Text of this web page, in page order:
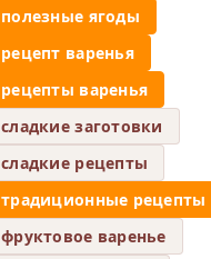
полезные ягоды
рецепт варенья
рецепты варенья
сладкие заготовки
сладкие рецепты
традиционные рецепты
фруктовое варенье